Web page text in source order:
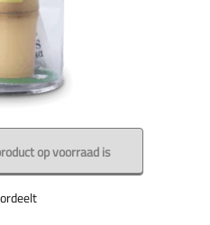
op voorraad is